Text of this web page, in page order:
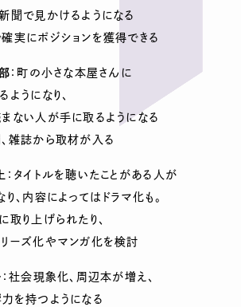
聞で見かけるようになる
実にポジションを獲得できる
：町の小さな本屋さんに
ようになり、
ない人が手に取るようになる
雑誌から取材が入る
：タイトルを聴いたことがある人が
り、内容によってはドラマ化も。
取り上げられたり、
ーズ化やマンガ化を検討
：社会現象化、周辺本が増え、
を持つようになる